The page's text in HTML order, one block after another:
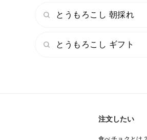
とうもろこし 朝採れ
とうもろこし ギフト
注文したい